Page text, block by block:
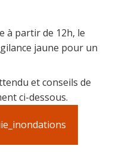
à partir de 12h, le
jaune pour un
et conseils de
ci-dessous.